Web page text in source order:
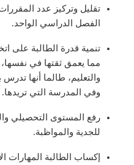
تقليل وتركيز عدد
الفصل الدراسي الواحد.
تنمية قدرة الطالبة على
مما يعمق ثقتها في نفسها،
والتعليم، طالما أنها تدرس
وفي المدرسة التي تريدها.
رفع المستوى التحصيلي
للجدية والمواظبة.
إكساب الطالبة المهارات